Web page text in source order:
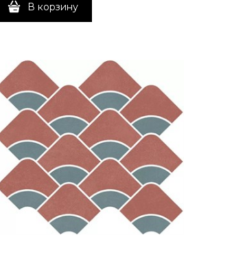
В корзину